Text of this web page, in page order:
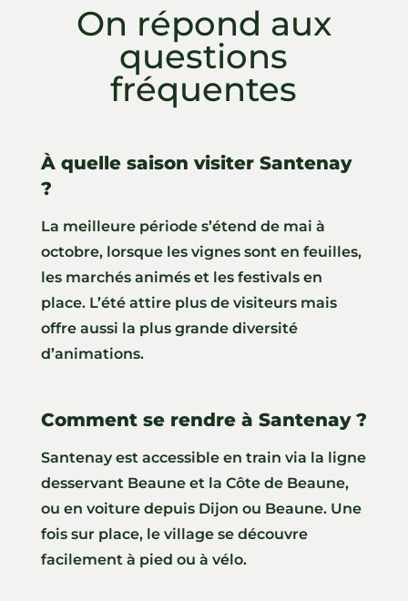
On répond aux
questions
fréquentes
À quelle saison visiter Santenay
?
La meilleure période s’étend de mai à
octobre, lorsque les vignes sont en feuilles,
les marchés animés et les festivals en
place. L’été attire plus de visiteurs mais
offre aussi la plus grande diversité
d’animations.
Comment se rendre à Santenay ?
Santenay est accessible en train via la ligne
desservant Beaune et la Côte de Beaune,
ou en voiture depuis Dijon ou Beaune. Une
fois sur place, le village se découvre
facilement à pied ou à vélo.